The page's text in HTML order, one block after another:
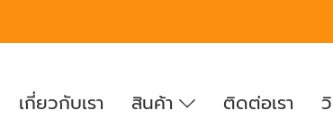
เกี่ยวกับเรา สินค้า ติดต่อเรา